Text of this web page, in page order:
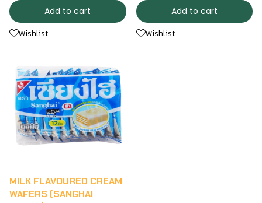
Add to cart
Wishlist
Add to cart
Wishlist
MILK FLAVOURED CREAM
WAFERS (SANGHAI